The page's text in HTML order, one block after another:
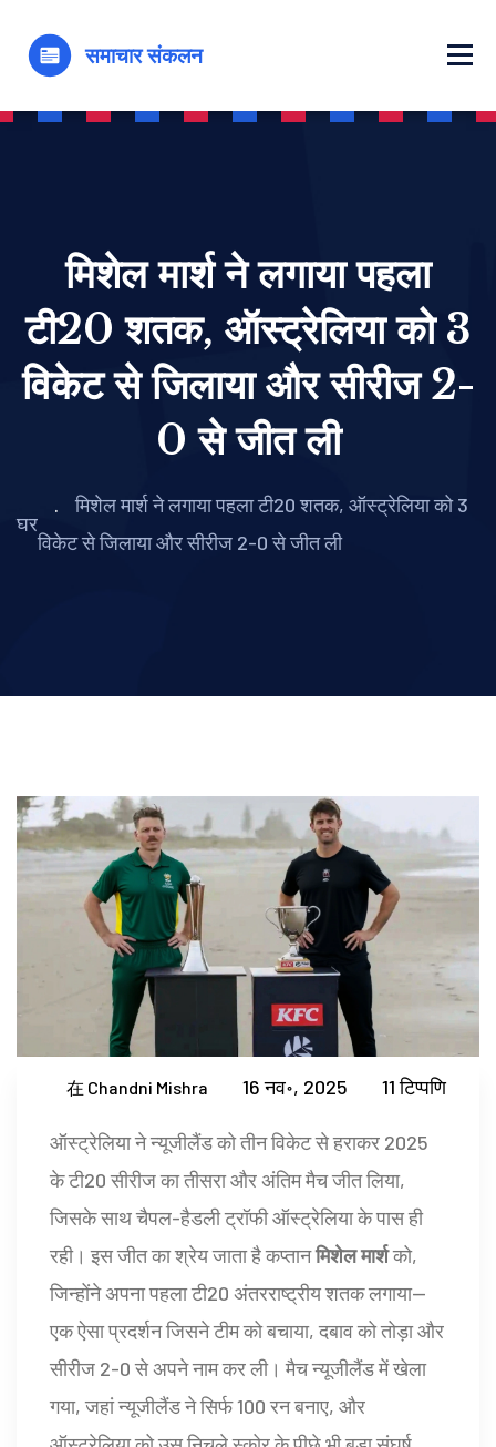
मिशेल मार्श ने लगाया पहला
टी20 शतक, ऑस्ट्रेलिया को 3
विकेट से जिलाया और सीरीज 2-
0 से जीत ली
घर
मिशेल मार्श ने लगाया पहला टी20 शतक, ऑस्ट्रेलिया को 3
विकेट से जिलाया और सीरीज 2-0 से जीत ली
在 Chandni Mishra 16 नव॰, 2025 11 टिप्पणि
ऑस्ट्रेलिया ने न्यूजीलैंड को तीन विकेट से हराकर 2025
के टी20 सीरीज का तीसरा और अंतिम मैच जीत लिया,
जिसके साथ चैपल-हैडली ट्रॉफी ऑस्ट्रेलिया के पास ही
रही। इस जीत का श्रेय जाता है कप्तानमिशेल मार्शको,
जिन्होंने अपना पहला टी20 अंतरराष्ट्रीय शतक लगाया—
एक ऐसा प्रदर्शन जिसने टीम को बचाया, दबाव को तोड़ा और
सीरीज 2-0 से अपने नाम कर ली। मैचन्यूजीलैंडमें खेला
गया, जहां न्यूजीलैंड ने सिर्फ 100 रन बनाए, और